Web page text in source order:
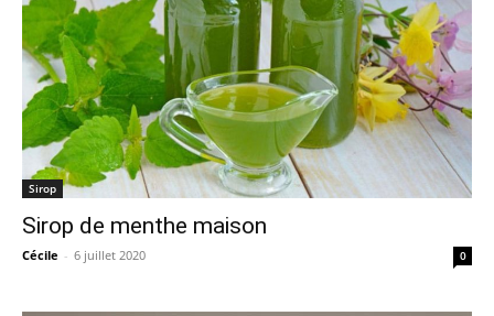
Sirop
Sirop de menthe maison
Cécile - 6 juillet 2020 0